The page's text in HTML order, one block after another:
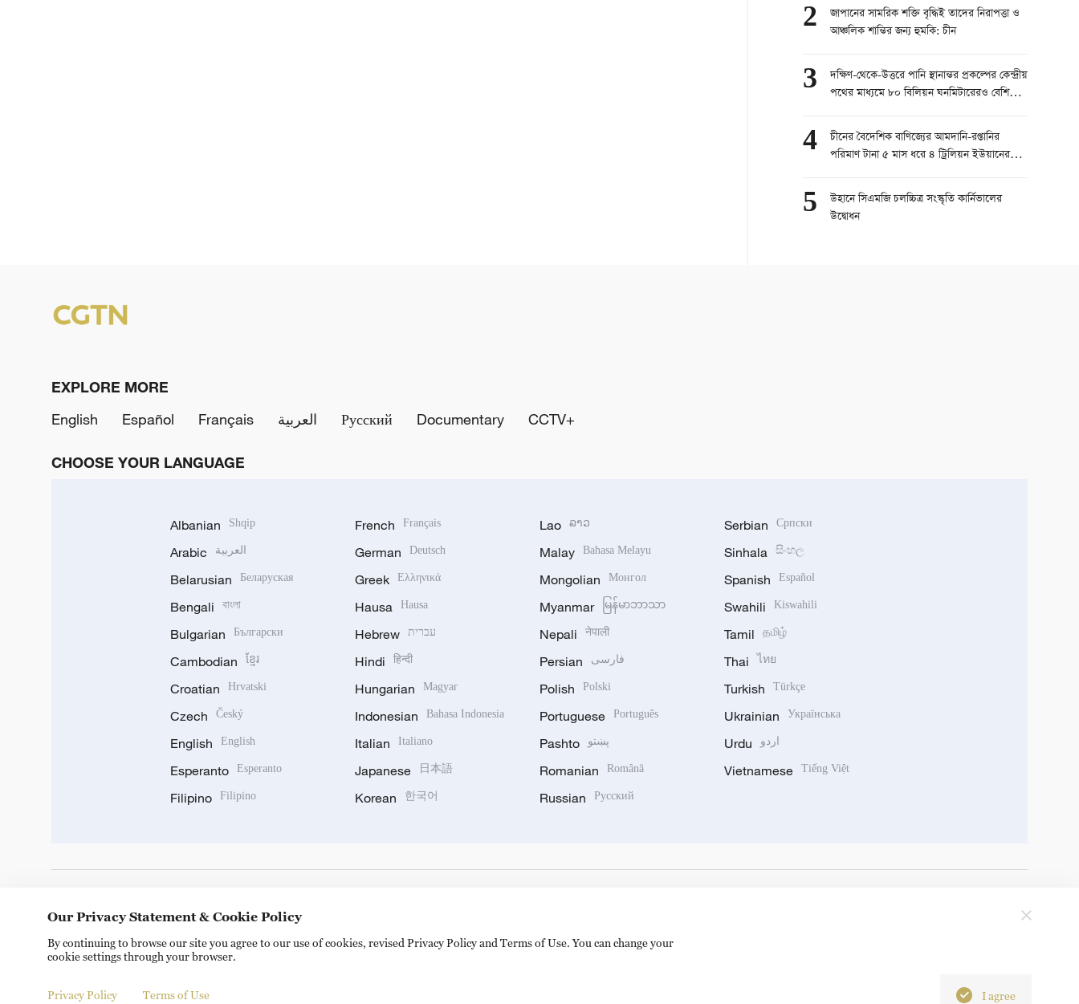
2
জাপানের সামরিক শক্তি বৃদ্ধিই তাদের নিরাপত্তা ও
আঞ্চলিক শান্তির জন্য হুমকি: চীন
3
দক্ষিণ-থেকে-উত্তরে পানি স্থানান্তর প্রকল্পের কেন্দ্রীয়
পথের মাধ্যমে ৮০ বিলিয়ন ঘনমিটারেরও বেশি
4
চীনের বৈদেশিক বাণিজ্যের আমদানি-রপ্তানির
পরিমাণ টানা ৫ মাস ধরে ৪ ট্রিলিয়ন ইউয়ানের
5
উহানে সিএমজি চলচ্চিত্র সংস্কৃতি কার্নিভালের
উদ্বোধন
EXPLORE MORE
English
Español Français العربية Русский Documentary CCTV+
CHOOSE YOUR LANGUAGE
Albanian Shqip
Arabic العربية
Belarusian Беларуская
Bengali বাংলা
Bulgarian Български
Cambodian ខ្មែរ
Croatian Hrvatski
Czech Český
English English
Esperanto Esperanto
Filipino Filipino
French Français
German Deutsch
Greek Ελληνικά
Hausa Hausa
Hebrew עברית
Hindi हिन्दी
Hungarian Magyar
Indonesian Bahasa Indonesia
Italian Italiano
Japanese 日本語
Korean 한국어
Lao ລາວ
Malay Bahasa Melayu
Mongolian Монгол
Myanmar မြန်မာဘာသာ
Nepali नेपाली
Persian فارسی
Polish Polski
Portuguese Português
Pashto پښتو
Romanian Română
Russian Русский
Serbian Српски
Sinhala සිංහල
Spanish Español
Swahili Kiswahili
Tamil தமிழ்
Thai ไทย
Turkish Türkçe
Ukrainian Українська
Urdu اردو
Vietnamese Tiếng Việt
Copyright © 2024 CGTN. 京ICP备20000184号
Our Privacy Statement & Cookie Policy
By continuing to browse our site you agree to our use of cookies, revised Privacy Policy and Terms of Use. You can change your
cookie settings through your browser.
Privacy Policy Terms of Use I agree